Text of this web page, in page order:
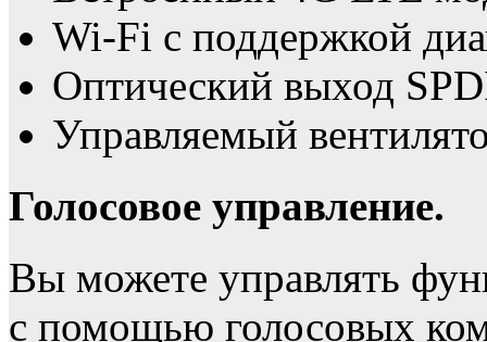
Wi-Fi с поддержкой
Оптический выход
Управляемый
Голосовое управление.
Вы можете управлять
с помощью голосовых